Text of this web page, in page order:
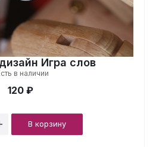
Игра слов
в наличии
120 ₽
В корзину